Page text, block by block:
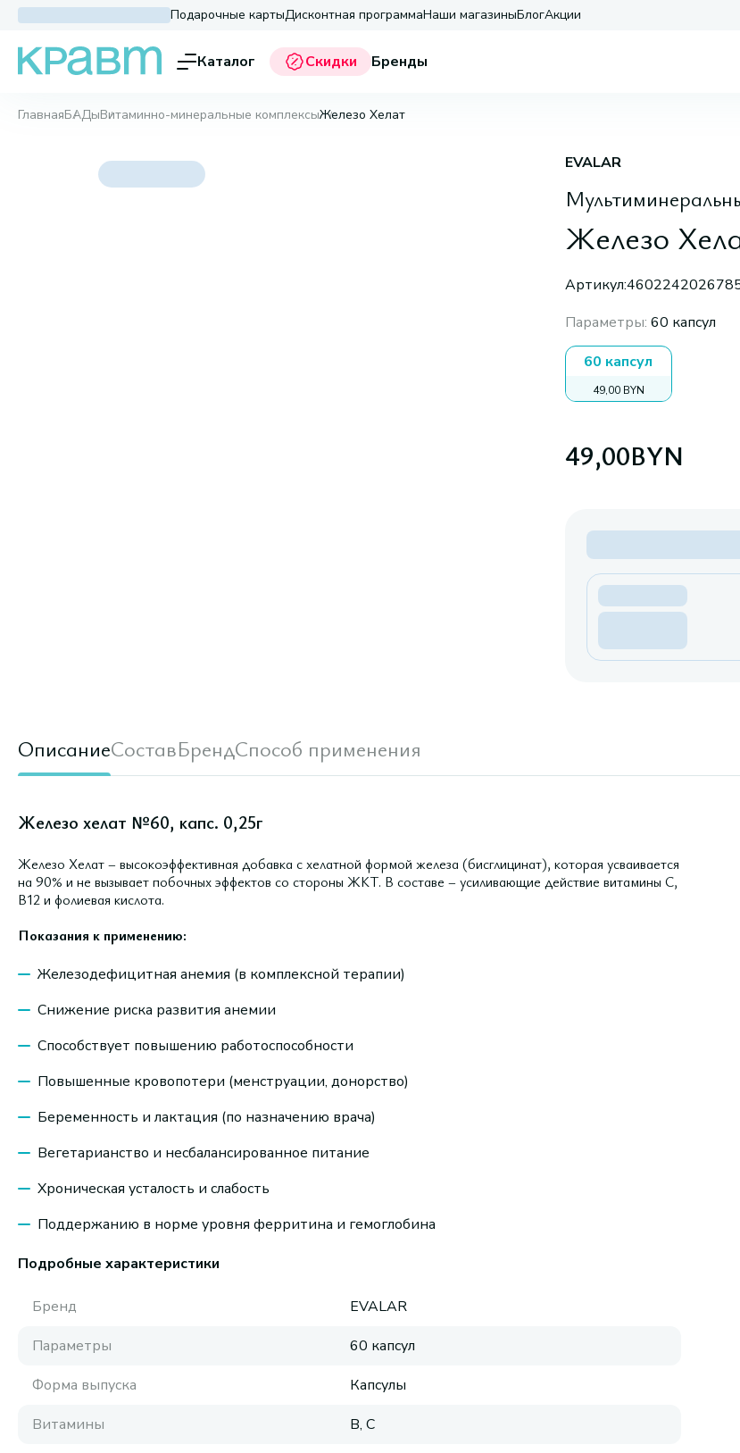
Подарочные картыДисконтная программаНаши магазиныБлогАкции
Каталог Скидки Бренды
ГлавнаяБАДыВитаминно-минеральные комплексыЖелезо Хелат
EVALAR
Железо
Артикул:
Параметры: 60 капсул
60 капсул
49,00 BYN
49,00BYN
ОписаниеСоставБрендСпособ применения
Железо хелат №60, капс. 0,25г
Железо Хелат – высокоэффективная добавка с хелатной формой железа (бисглицинат), которая усваивается
на 90% и не вызывает побочных эффектов со стороны ЖКТ. В составе – усиливающие действие витамины С,
В12 и фолиевая кислота.
Показания к применению:
Железодефицитная анемия (в комплексной терапии)
Снижение риска развития анемии
Способствует повышению работоспособности
Повышенные кровопотери (менструации, донорство)
Беременность и лактация (по назначению врача)
Вегетарианство и несбалансированное питание
Хроническая усталость и слабость
Поддержанию в норме уровня ферритина и гемоглобина
Подробные характеристики
Бренд
EVALAR
Параметры
60 капсул
Форма выпуска
Капсулы
Витамины
B, C